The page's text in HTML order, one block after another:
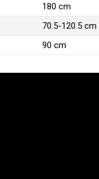
180 cm
70.5-120.5 cm
90 cm